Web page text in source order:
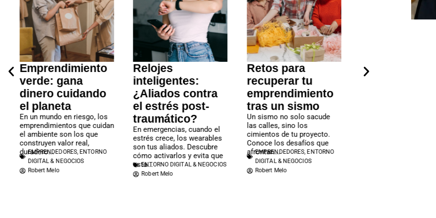
Emprendimiento
verde: gana
dinero cuidando
el planeta
En un mundo en riesgo, los
emprendimientos que cuidan
el ambiente son los que
construyen valor real,
duradero...
EMPRENDEDORES, ENTORNO
DIGITAL & NEGOCIOS
Robert Melo
Relojes
inteligentes:
¿Aliados contra
el estrés post-
traumático?
En emergencias, cuando el
estrés crece, los wearables
son tus aliados. Descubre
cómo activarlos y evita que
esta...
ENTORNO DIGITAL & NEGOCIOS
Robert Melo
Retos para
recuperar tu
emprendimiento
tras un sismo
​Un sismo no solo sacude
las calles, sino los
cimientos de tu proyecto.
Conoce los desafíos que
afrontan...
EMPRENDEDORES, ENTORNO
DIGITAL & NEGOCIOS
Robert Melo
Finanzas en
emergencia: